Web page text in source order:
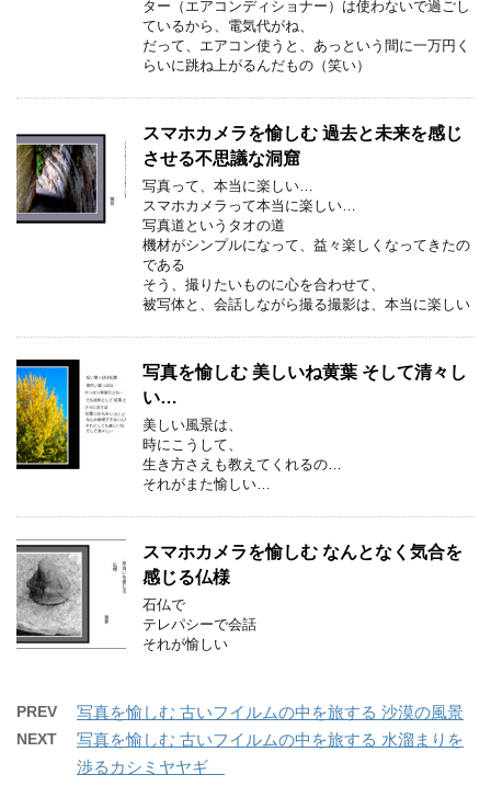
ター（エアコンディショナー）は使わないで過ごし
ているから、電気代がね、
だって、エアコン使うと、あっという間に一万円く
らいに跳ね上がるんだもの（笑い）
スマホカメラを愉しむ 過去と未来を感じ
させる不思議な洞窟
写真って、本当に楽しい…
スマホカメラって本当に楽しい…
写真道というタオの道
機材がシンプルになって、益々楽しくなってきたの
である
そう、撮りたいものに心を合わせて、
被写体と、会話しながら撮る撮影は、本当に楽しい
写真を愉しむ 美しいね黄葉 そして清々し
い…
美しい風景は、
時にこうして、
生き方さえも教えてくれるの…
それがまた愉しい…
スマホカメラを愉しむ なんとなく気合を
感じる仏様
石仏で
テレパシーで会話
それが愉しい
PREV 写真を愉しむ 古いフイルムの中を旅する 沙漠の風景
NEXT
写真を愉しむ 古いフイルムの中を旅する 水溜まりを
渉るカシミヤヤギ